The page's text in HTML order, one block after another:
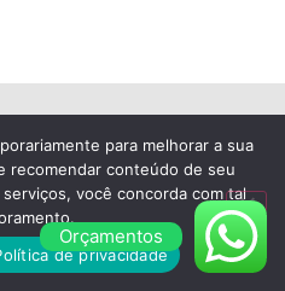
à Seco em Barra
Limpeza de
Barra Funda,
Orçamentos
para melhorar a sua
recomendar conteúdo de seu
você concorda com tal
de privacidade